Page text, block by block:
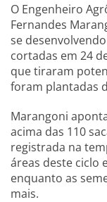
O Engenheiro
Fernandes
se
cortadas em 24
que tiraram
foram plantadas
Marangoni
acima das 110
registrada na
áreas deste ciclo
enquanto as
mais.